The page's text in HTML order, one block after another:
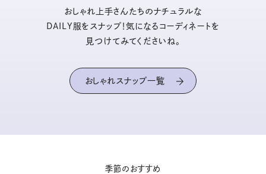
おしゃれ上手さんたちのナチュラルな
DAILY服をスナップ！気になるコーディネートを
見つけてみてくださいね。
おしゃれスナップ一覧
季節のおすすめ